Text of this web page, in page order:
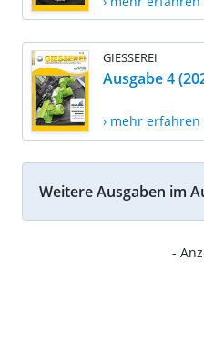
GIESSEREI
Ausgabe 4
› mehr erfahren
Weitere Ausgaben im
-